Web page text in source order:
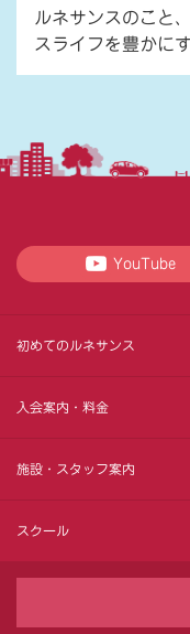
ルネサンスのこと
スライフを豊かに
YouTube
初めてのルネサンス
入会案内・料金
施設・スタッフ案内
スクール